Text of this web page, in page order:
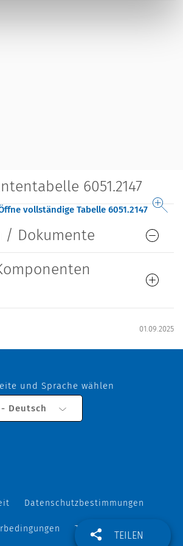
6051.2147
vollständige Tabelle 6051.2147
/ Dokumente
01.09.2025
TEILEN
und Sprache wählen
- Deutsch
Datenschutzbestimmungen
Track and Trace